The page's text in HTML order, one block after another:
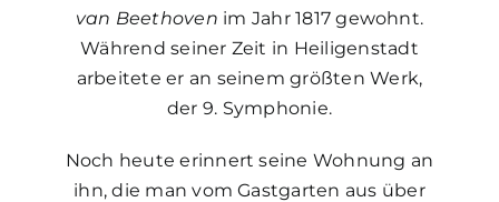
van Beethoven im Jahr 1817 gewohnt.
Während seiner Zeit in Heiligenstadt
arbeitete er an seinem größten Werk,
der 9. Symphonie.
Noch heute erinnert seine Wohnung an
ihn, die man vom Gastgarten aus über